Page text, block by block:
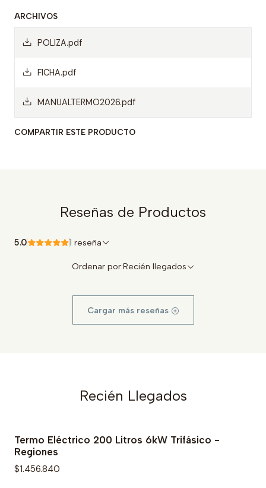
ARCHIVOS
POLIZA.pdf
FICHA.pdf
MANUALTERMO2026.pdf
COMPARTIR ESTE PRODUCTO
Reseñas de Productos
5.0 1 reseña
Ordenar por:Recién llegados
Cargar más reseñas
Recién Llegados
Termo Eléctrico 200 Litros 6kW Trifásico -
Regiones
$1.456.840